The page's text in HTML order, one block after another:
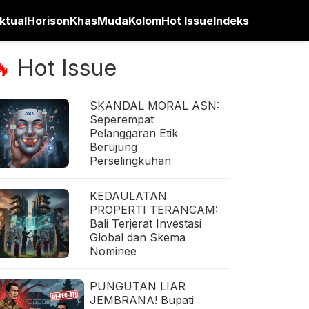
HorisonKhasMudaKolomHot IssueIndeks
Hot Issue
SKANDAL MORAL ASN:
Seperempat
Pelanggaran Etik
Berujung
Perselingkuhan
KEDAULATAN
PROPERTI TERANCAM:
Bali Terjerat Investasi
Global dan Skema
Nominee
PUNGUTAN LIAR
JEMBRANA! Bupati